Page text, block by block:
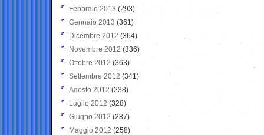
Febbraio 2013 (293)
Gennaio 2013 (361)
Dicembre 2012 (364)
Novembre 2012 (336)
Ottobre 2012 (363)
Settembre 2012 (341)
Agosto 2012 (238)
Luglio 2012 (328)
Giugno 2012 (287)
Maggio 2012 (258)